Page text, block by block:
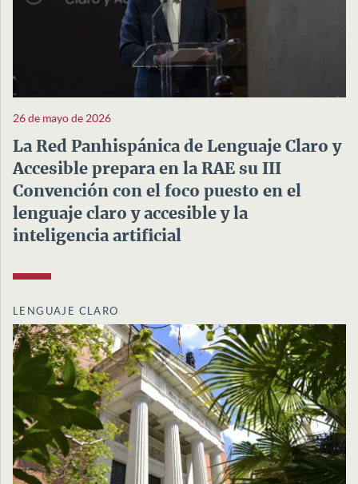
26 de mayo de 2026
La Red Panhispánica de Lenguaje Claro y
Accesible prepara en la RAE su III
Convención con el foco puesto en el
lenguaje claro y accesible y la
inteligencia artificial
LENGUAJE CLARO